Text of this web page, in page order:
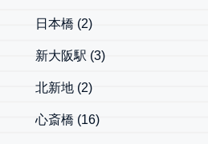
日本橋 (2)
新大阪駅 (3)
北新地 (2)
心斎橋 (16)